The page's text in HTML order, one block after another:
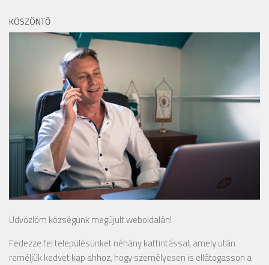
KÖSZÖNTŐ
Üdvözlöm községünk megújult weboldalán!
Fedezze fel településünket néhány kattintással, amely után
reméljük kedvet kap ahhoz, hogy személyesen is ellátogasson a